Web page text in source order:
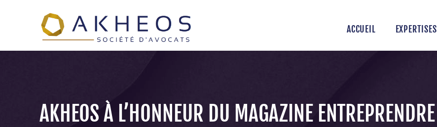
ACCUEIL EXPERTISES
AKHEOS À L’HONNEUR DU MAGAZINE ENTREPRENDRE